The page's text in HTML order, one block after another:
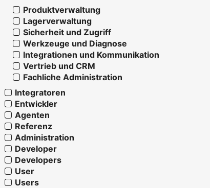
Produktverwaltung
Lagerverwaltung
Sicherheit und Zugriff
Werkzeuge und Diagnose
Integrationen und Kommunikation
Vertrieb und CRM
Fachliche Administration
Integratoren
Entwickler
Agenten
Referenz
Administration
Developer
Developers
User
Users